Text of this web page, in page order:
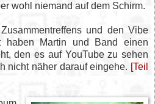
wohl niemand auf dem Schirm.
und den Vibe
haben Martin und Band einen
den es auf YouTube zu sehen
nicht näher darauf eingehe. [Teil